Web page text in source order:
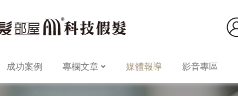
成功案例 專欄文章 媒體報導 影音專區